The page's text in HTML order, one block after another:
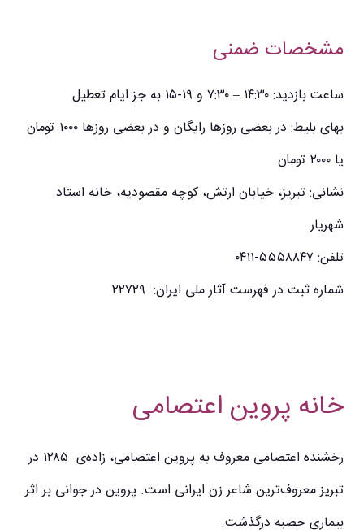
مشخصات ضمنی
ساعت بازدید: ۱۴:۳۰ – ۷:۳۰ و ۱۹-۱۵ به جز ایام تعطیل
بهای بلیط: در بعضی روزها رایگان و در بعضی روزها ۱۰۰۰ تومان
یا ۲۰۰۰ تومان
نشانی: تبریز، خیابان ارتش، کوچه مقصودیه، خانه استاد
شهریار
تلفن: ۵۵۵۸۸۴۷-۰۴۱۱
شماره ثبت در فهرست آثار ملی ایران: ۲۲۷۲۹
خانه پروین اعتصامی
رخشنده اعتصامی معروف به پروین اعتصامی، زاده‌ی ۱۲۸۵ در
تبریز معروف‌ترین شاعر زن ایرانی است. پروین در جوانی بر اثر
بیماری حصبه درگذشت.